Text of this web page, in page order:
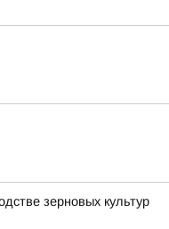
зерновых культур